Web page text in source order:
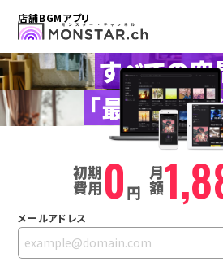
店舗BGMアプリ
すべての
「最適な音楽
初期
費用0円
月
額
メールアドレス